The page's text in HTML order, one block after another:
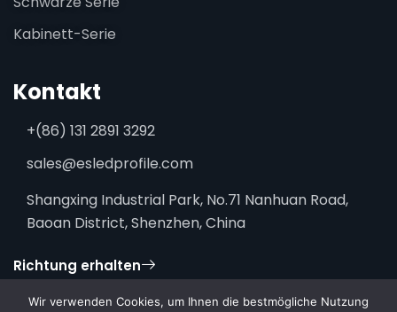
Kabinett-Serie
Kontakt
+(86) 131 2891 3292
sales@esledprofile.com
Shangxing Industrial Park, No.71 Nanhuan Road,
Baoan District, Shenzhen, China
Richtung erhalten
Wir verwenden Cookies, um Ihnen die bestmögliche Nutzung